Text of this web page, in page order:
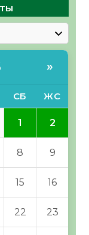
»
СБ ЖС
1 2
8 9
15 16
22 23